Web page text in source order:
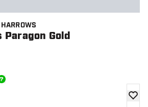
HARROWS
Gold
quantità